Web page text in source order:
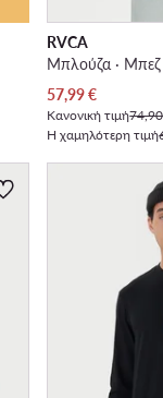
RVCA
Μπλούζα · Μπεζ
Τρέχουσα τιμή
57,99€
Κανονική τιμή
Η χαμηλότερη τιμή